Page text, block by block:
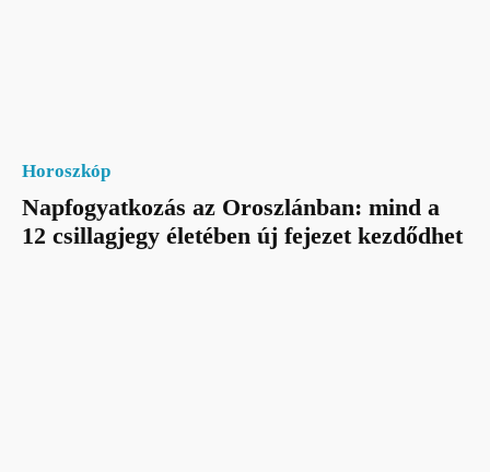
Horoszkóp
Napfogyatkozás az Oroszlánban: mind a
12 csillagjegy életében új fejezet kezdődhet